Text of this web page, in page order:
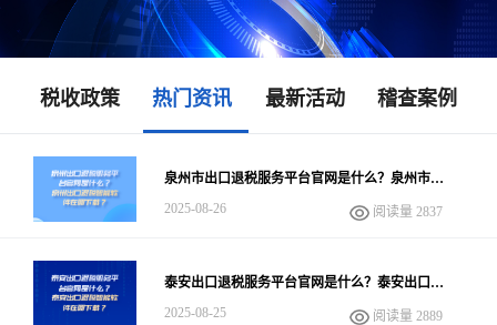
税收政策 热门资讯 最新活动 稽查案例
泉州市出口退税服务平台官网是什么？泉州市出
2025-08-26 阅读量 2837
泰安出口退税服务平台官网是什么？泰安出口退
2025-08-25 阅读量 2889